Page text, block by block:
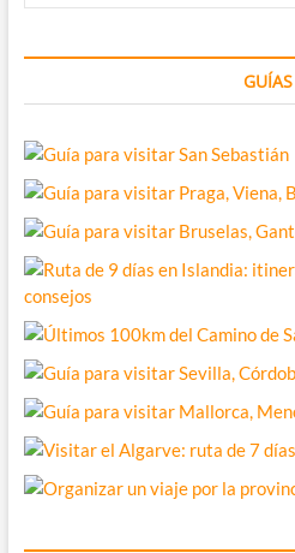
GUÍAS